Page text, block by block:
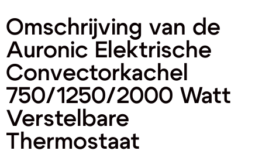
Omschrijving van de
Auronic Elektrische
Convectorkachel
750/1250/2000 Watt
Verstelbare
Thermostaat